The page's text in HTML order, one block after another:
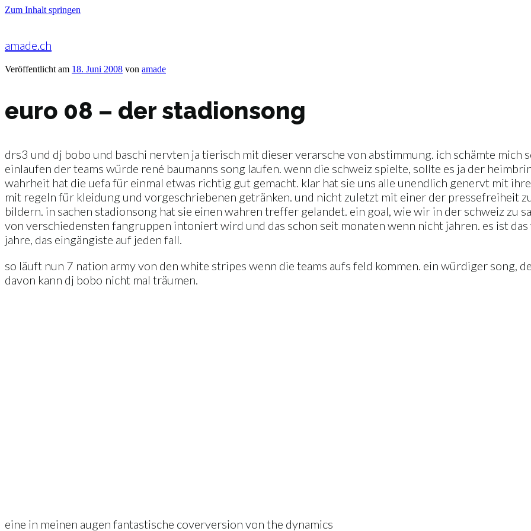
Zum Inhalt springen
amade.ch
Veröffentlicht am 18. Juni 2008 von amade
euro 08 – der stadionsong
drs3 und dj bobo und baschi nervten ja tierisch mit dieser verarsche von abstimmung. ich schämte mich
einlaufen der teams würde rené baumanns song laufen. wenn die schweiz spielte, sollte es ja der
wahrheit hat die uefa für einmal etwas richtig gut gemacht. klar hat sie uns alle unendlich genervt mit
mit regeln für kleidung und vorgeschriebenen getränken. und nicht zuletzt mit einer der pressefreiheit
bildern. in sachen stadionsong hat sie einen wahren treffer gelandet. ein goal, wie wir in der schweiz zu
von verschiedensten fangruppen intoniert wird und das schon seit monaten wenn nicht jahren. es ist
jahre, das eingängiste auf jeden fall.
so läuft nun 7 nation army von den white stripes wenn die teams aufs feld kommen. ein würdiger song,
davon kann dj bobo nicht mal träumen.
eine in meinen augen fantastische coverversion von the dynamics